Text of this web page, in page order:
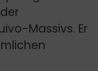
Massivs. Er